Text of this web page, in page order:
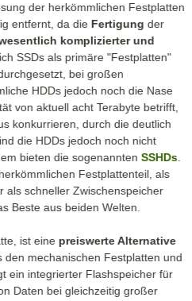
der herkömmlichen Festplatten
entfernt, da dieFertigung der
komplizierter und
SSDs als primäre "Festplatten"
bei großen
HDDs jedoch noch die Nase
von aktuell acht Terabyte betrifft,
konkurrieren, durch die deutlich
die HDDs jedoch noch nicht
bieten die sogenanntenSSHDs
Festplattenteil, als
als schneller Zwischenspeicher
Beste aus beiden Welten.
ist einepreiswerte Alternative
den mechanischen Festplatten und
ein integrierter Flashspeicher für
Daten bei gleichzeitig großer